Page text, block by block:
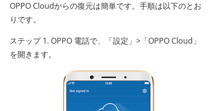
OPPO Cloudからの復元は簡単です。手順は以下のとお
りです。
ステップ 1. OPPO 電話で、「設定」>「OPPO Cloud」
を開きます。